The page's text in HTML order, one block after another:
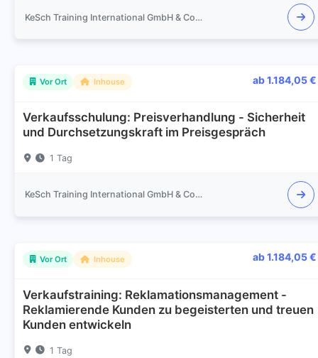
KeSch Training International GmbH & Co.KG
Vor Ort Inhouse ab 1.184,05 €
Verkaufsschulung: Preisverhandlung - Sicherheit
und Durchsetzungskraft im Preisgespräch
1 Tag
KeSch Training International GmbH & Co.KG
Vor Ort Inhouse ab 1.184,05 €
Verkaufstraining: Reklamationsmanagement -
Reklamierende Kunden zu begeisterten und treuen
Kunden entwickeln
1 Tag